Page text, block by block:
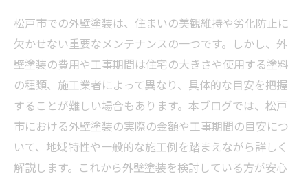
松戸市での外壁塗装は、住まいの美観維持や劣化防止に
欠かせない重要なメンテナンスの一つです。しかし、外
壁塗装の費用や工事期間は住宅の大きさや使用する塗料
の種類、施工業者によって異なり、具体的な目安を把握
することが難しい場合もあります。本ブログでは、松戸
市における外壁塗装の実際の金額や工事期間の目安につ
いて、地域特性や一般的な施工例を踏まえながら詳しく
解説します。これから外壁塗装を検討している方が安心